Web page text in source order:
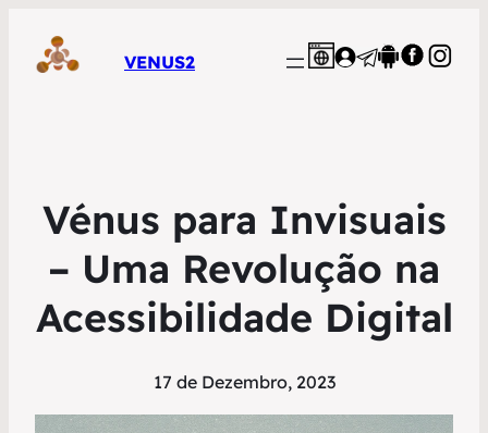
VENUS2
Vénus para Invisuais
– Uma Revolução na
Acessibilidade Digital
17 de Dezembro, 2023